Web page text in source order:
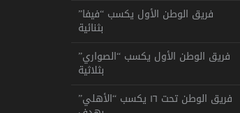
فريق الوطن الأول يكسب “فيفا”
بثنائية
فريق الوطن الأول يكسب “الصواري”
بثلاثية
فريق الوطن تحت ١٦ يكسب “الأهلي”